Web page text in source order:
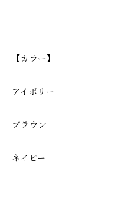
【カラー】
アイボリー
ブラウン
ネイビー